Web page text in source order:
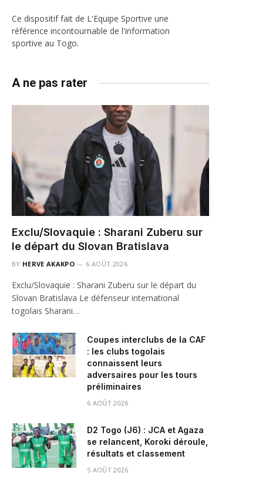
Ce dispositif fait de L'Equipe Sportive une
référence incontournable de l'information
sportive au Togo.
A ne pas rater
Exclu/Slovaquie : Sharani Zuberu sur
le départ du Slovan Bratislava
BY HERVE AKAKPO 6 AOÛT 2026
Exclu/Slovaquie : Sharani Zuberu sur le départ du
Slovan Bratislava Le défenseur international
togolais Sharani…
Coupes interclubs de la CAF
: les clubs togolais
connaissent leurs
adversaires pour les tours
préliminaires
6 AOÛT 2026
D2 Togo (J6) : JCA et Agaza
se relancent, Koroki déroule,
résultats et classement
5 AOÛT 2026